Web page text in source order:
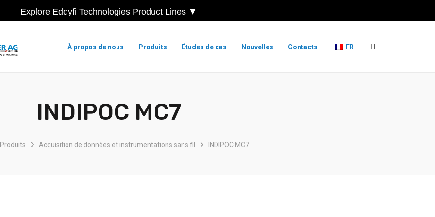
Explore Eddyfi Technologies Product Lines ▼
À propos de nous Produits Études de cas Nouvelles Contacts FR
INDIPOC MC7
Produits Acquisition de données et instrumentations sans fil INDIPOC MC7